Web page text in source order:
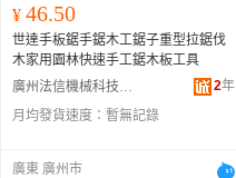
¥ 46.50
世達手板鋸手鋸木工鋸子重型拉鋸伐
木家用園林快速手工鋸木板工具
廣州法信機械科技有限公司
2年
月均發貨速度： 暫無記錄
廣東 廣州市